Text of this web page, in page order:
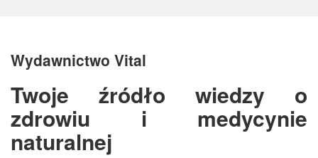
Wydawnictwo Vital
Twoje źródło wiedzy o
zdrowiu i medycynie
naturalnej